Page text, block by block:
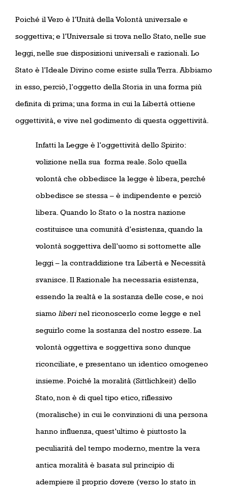
Poiché il Vero è l’Unità della Volontà universale e
soggettiva; e l’Universale si trova nello Stato, nelle sue
leggi, nelle sue disposizioni universali e razionali. Lo
Stato è l’Ideale Divino come esiste sulla Terra. Abbiamo
in esso, perciò, l’oggetto della Storia in una forma più
definita di prima; una forma in cui la Libertà ottiene
oggettività, e vive nel godimento di questa oggettività.
Infatti la Legge è l’oggettività dello Spirito:
volizione nella sua forma reale. Solo quella
volontà che obbedisce la legge è libera, perché
obbedisce se stessa – è indipendente e perciò
libera. Quando lo Stato o la nostra nazione
costituisce una comunità d’esistenza, quando la
volontà soggettiva dell’uomo si sottomette alle
leggi – la contraddizione tra Libertà e Necessità
svanisce. Il Razionale ha necessaria esistenza,
essendo la realtà e la sostanza delle cose, e noi
siamo liberinel riconoscerlo come legge e nel
seguirlo come la sostanza del nostro essere. La
volontà oggettiva e soggettiva sono dunque
riconciliate, e presentano un identico omogeneo
insieme. Poiché la moralità (Sittlichkeit) dello
Stato, non è di quel tipo etico, riflessivo
(moralische) in cui le convinzioni di una persona
hanno influenza, quest’ultimo è piuttosto la
peculiarità del tempo moderno, mentre la vera
antica moralità è basata sul principio di
adempiere il proprio dovere (verso lo stato in